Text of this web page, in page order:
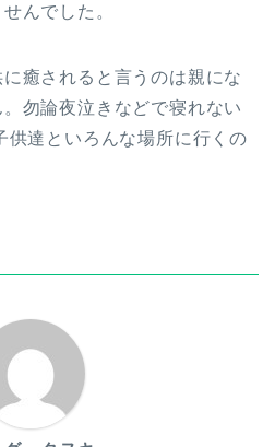
んでした。
癒されると言うのは親にな
勿論夜泣きなどで寝れない
供達といろんな場所に行くの